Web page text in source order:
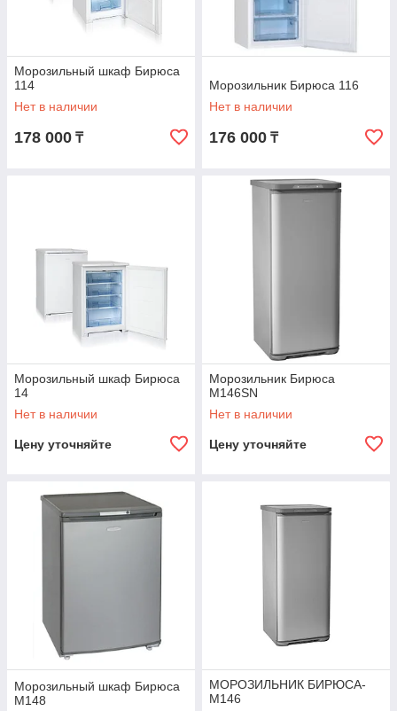
Морозильный шкаф Бирюса
114
Нет в наличии
178 000 ₸
Морозильник Бирюса 116
Нет в наличии
176 000 ₸
Морозильный шкаф Бирюса
14
Нет в наличии
Цену уточняйте
Морозильник Бирюса
M146SN
Нет в наличии
Цену уточняйте
Морозильный шкаф Бирюса
M148
МОРОЗИЛЬНИК БИРЮСА-
M146